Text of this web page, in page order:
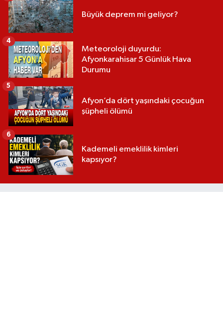
Büyük deprem mi geliyor?
Meteoroloji duyurdu:
Afyonkarahisar 5 Günlük Hava
Durumu
4
Afyon’da dört yaşındaki çocuğun
şüpheli ölümü
5
Kademeli emeklilik kimleri
kapsıyor?
6